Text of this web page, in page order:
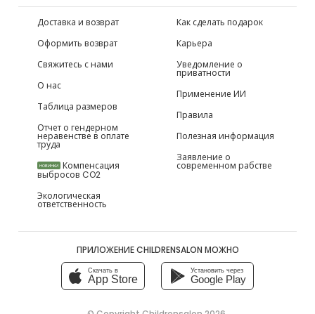
Доставка и возврат
Оформить возврат
Свяжитесь с нами
О нас
Таблица размеров
Отчет о гендерном
неравенстве в оплате
труда
НОВИНКИ Компенсация
выбросов CO2
Экологическая
ответственность
Как сделать подарок
Карьера
Уведомление о
приватности
Применение ИИ
Правила
Полезная информация
Заявление о
современном рабстве
ПРИЛОЖЕНИЕ CHILDRENSALON МОЖНО
Скачать в
App Store
Установить через
Google Play